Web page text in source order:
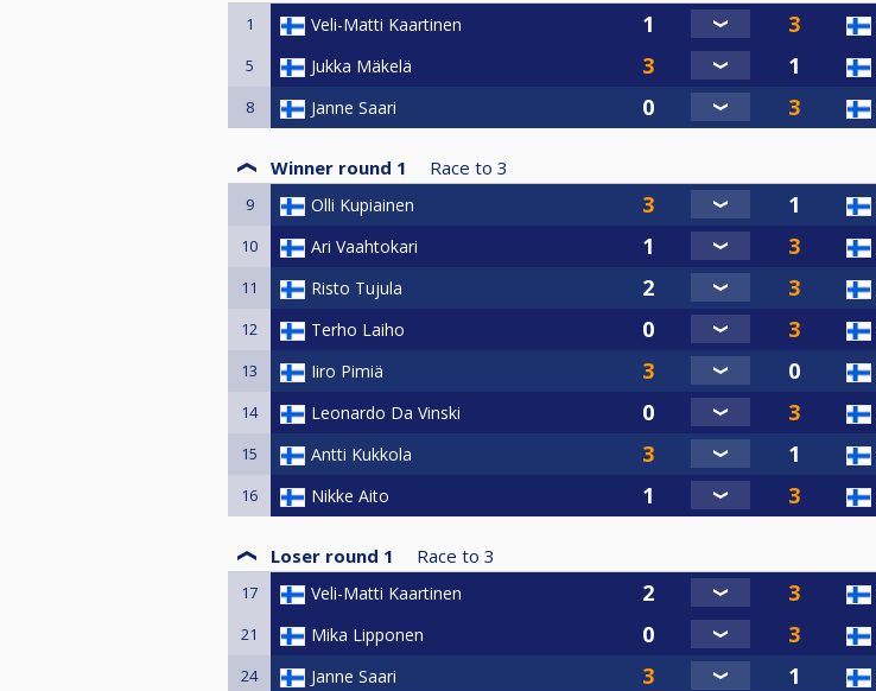
1 Veli-Matti Kaartinen
5 Jukka Mäkelä
8 Janne Saari
Winner round 1 Race to 3
9 Olli Kupiainen
10 Ari Vaahtokari
11 Risto Tujula
12 Terho Laiho
13 Iiro Pimiä
14 Leonardo Da Vinski
15 Antti Kukkola
16 Nikke Aito
Loser round 1 Race to 3
17 Veli-Matti Kaartinen
21 Mika Lipponen
24 Janne Saari